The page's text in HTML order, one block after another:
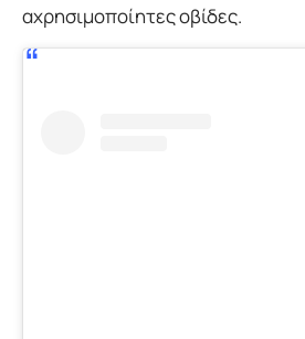
αχρησιμοποίητες οβίδες.